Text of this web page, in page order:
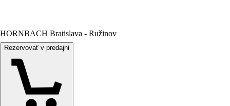
HORNBACH Bratislava - Ružinov
Rezervovať v predajni